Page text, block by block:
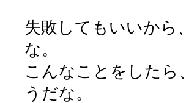
失敗してもいいから
な。
こんなことをしたら
うだな。